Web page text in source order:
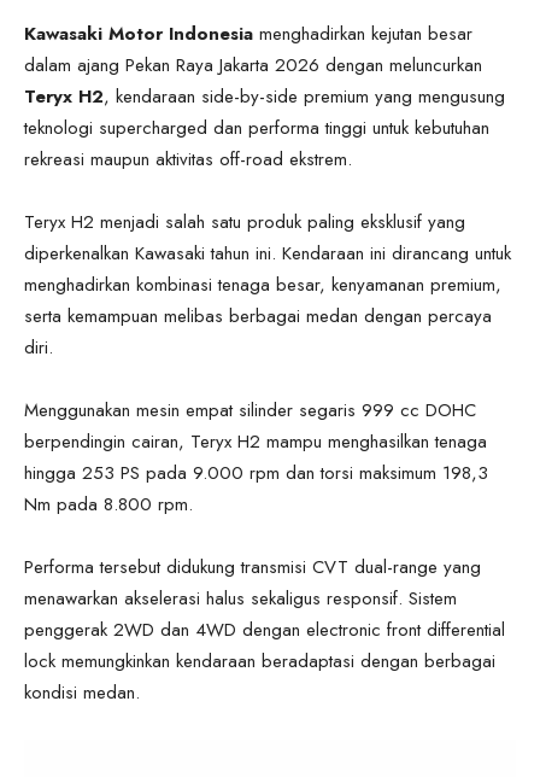
Kawasaki Motor Indonesia menghadirkan kejutan besar
dalam ajang Pekan Raya Jakarta 2026 dengan meluncurkan
Teryx H2, kendaraan side-by-side premium yang mengusung
teknologi supercharged dan performa tinggi untuk kebutuhan
rekreasi maupun aktivitas off-road ekstrem.
Teryx H2 menjadi salah satu produk paling eksklusif yang
diperkenalkan Kawasaki tahun ini. Kendaraan ini dirancang untuk
menghadirkan kombinasi tenaga besar, kenyamanan premium,
serta kemampuan melibas berbagai medan dengan percaya
diri.
Menggunakan mesin empat silinder segaris 999 cc DOHC
berpendingin cairan, Teryx H2 mampu menghasilkan tenaga
hingga 253 PS pada 9.000 rpm dan torsi maksimum 198,3
Nm pada 8.800 rpm.
Performa tersebut didukung transmisi CVT dual-range yang
menawarkan akselerasi halus sekaligus responsif. Sistem
penggerak 2WD dan 4WD dengan electronic front differential
lock memungkinkan kendaraan beradaptasi dengan berbagai
kondisi medan.